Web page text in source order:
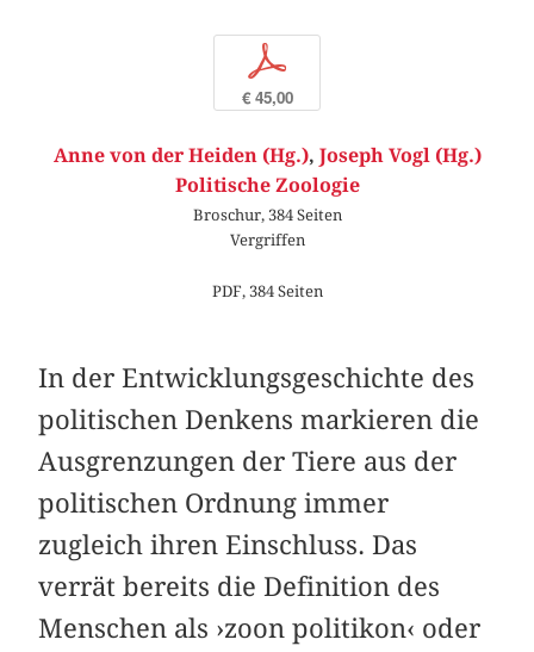
p
€ 45,00
Anne von der Heiden (Hg.), Joseph Vogl (Hg.)
Politische Zoologie
Broschur, 384 Seiten
Vergriffen
PDF, 384 Seiten
In der Entwicklungsgeschichte des
politischen Denkens markieren die
Ausgrenzungen der Tiere aus der
politischen Ordnung immer
zugleich ihren Einschluss. Das
verrät bereits die Definition des
Menschen als ›zoon politikon‹ oder